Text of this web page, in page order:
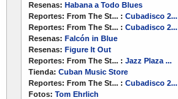
Resenas: Habana a Todo Blues
Reportes: From The St... : Cubadisco 2...
Reportes: From The St... : Cubadisco 2...
Resenas: Falcón in Blue
Resenas: Figure It Out
Reportes: From The St... : Jazz Plaza ...
Tienda: Cuban Music Store
Reportes: From The St... : Cubadisco 2...
Fotos: Tom Ehrlich